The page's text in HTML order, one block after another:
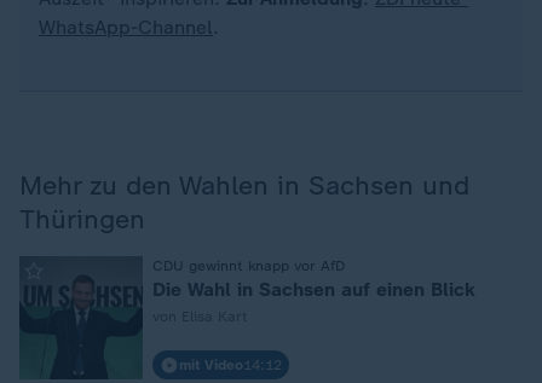
WhatsApp-Channel.
Mehr zu den Wahlen in Sachsen und
Thüringen
CDU gewinnt knapp vor AfD
Die Wahl in Sachsen auf einen Blick
mit Video 14:12